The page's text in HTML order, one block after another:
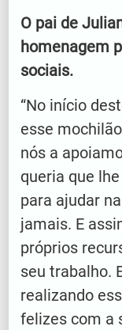
O pai de
homenagem
sociais.
“No início
esse
nós a
queria que
para ajudar
jamais. E
próprios
seu trabalho.
realizando
felizes com a